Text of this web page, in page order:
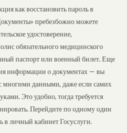
как восстановить пароль в
пребезбожно можете
удостоверение,
обязательного медицинского
паспорт или военный билет. Еще
информации о документах — вы
многими данными, даже если самих
Это удобно, тогда требуется
Перейдите по одному один
в личный кабинет Госуслуги.